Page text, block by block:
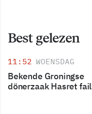
Best gelezen
11:52 WOENSDAG
Bekende Groningse
dönerzaak Hasret